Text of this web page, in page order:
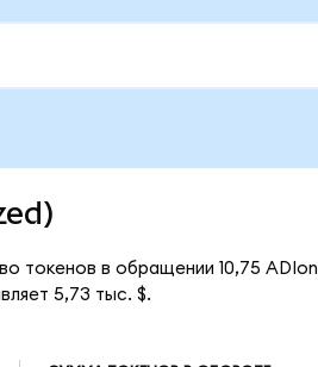
токенов в обращении 10,75 ADIon
5,73 тыс. $.